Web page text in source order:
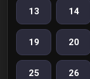
13 14
19 20
25 26